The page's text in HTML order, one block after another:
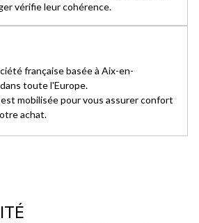
vérifie leur cohérence.
française basée à Aix-en-
toute l'Europe.
mobilisée pour vous assurer confort
achat.